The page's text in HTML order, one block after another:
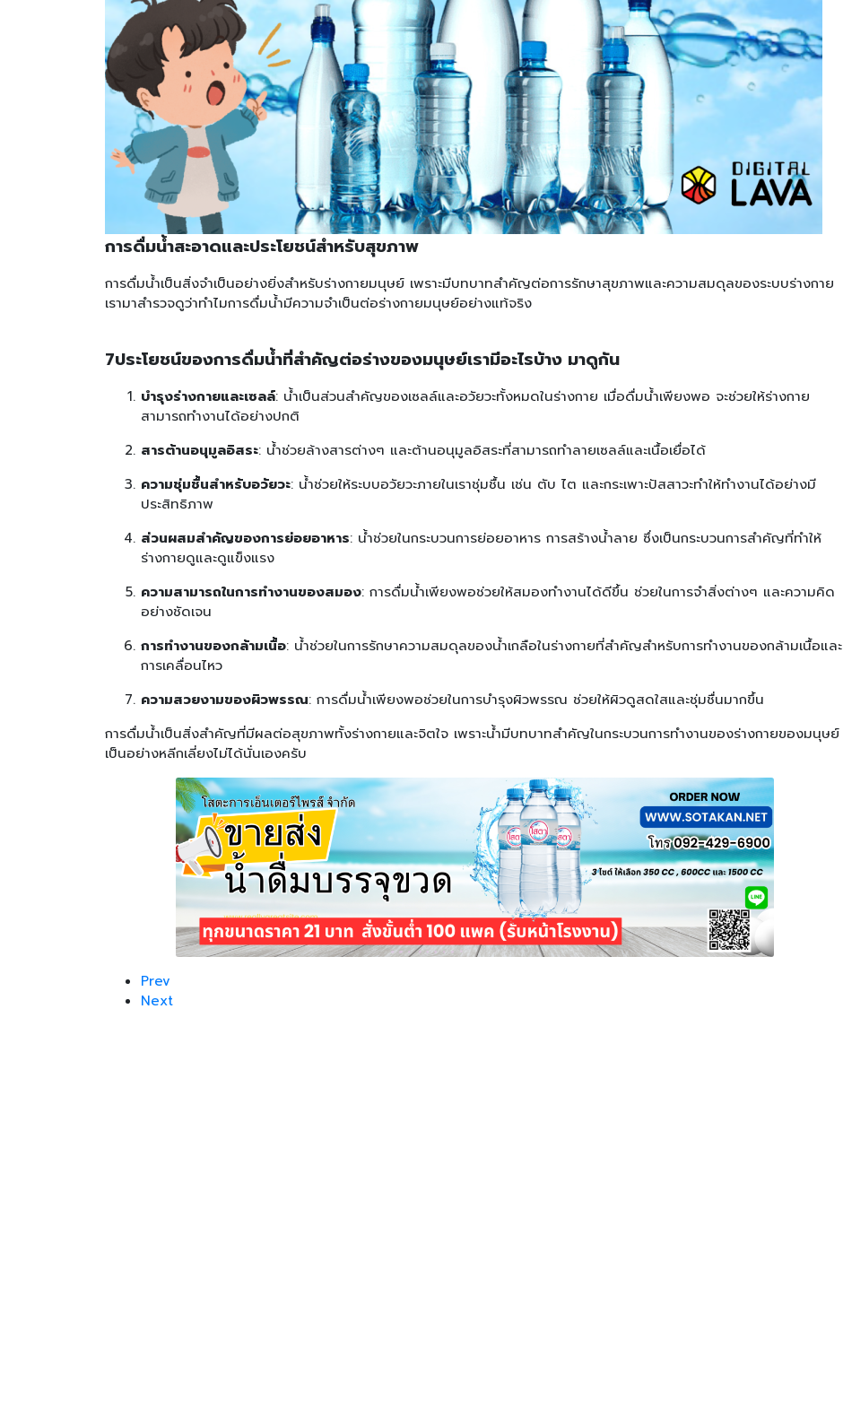
การดื่มน้ำสะอาดและประโยชน์สำหรับสุขภาพ
การดื่มน้ำเป็นสิ่งจำเป็นอย่างยิ่งสำหรับร่างกายมนุษย์ เพราะมีบทบาทสำคัญต่อการรักษาสุขภาพและความสมดุลของระบบร่างกาย
เรามาสำรวจดูว่าทำไมการดื่มน้ำมีความจำเป็นต่อร่างกายมนุษย์อย่างแท้จริง
7ประโยชน์ของการดื่มน้ำที่สำคัญต่อร่างของมนุษย์เรามีอะไรบ้าง มาดูกัน
บำรุงร่างกายและเซลล์: น้ำเป็นส่วนสำคัญของเซลล์และอวัยวะทั้งหมดในร่างกาย เมื่อดื่มน้ำเพียงพอ จะช่วยให้ร่างกาย
สามารถทำงานได้อย่างปกติ
สารต้านอนุมูลอิสระ: น้ำช่วยล้างสารต่างๆ และต้านอนุมูลอิสระที่สามารถทำลายเซลล์และเนื้อเยื่อได้
ความชุ่มชื้นสำหรับอวัยวะ: น้ำช่วยให้ระบบอวัยวะภายในเราชุ่มชื้น เช่น ตับ ไต และกระเพาะปัสสาวะทำให้ทำงานได้อย่างมี
ประสิทธิภาพ
ส่วนผสมสำคัญของการย่อยอาหาร: น้ำช่วยในกระบวนการย่อยอาหาร การสร้างน้ำลาย ซึ่งเป็นกระบวนการสำคัญที่ทำให้
ร่างกายดูและดูแข็งแรง
ความสามารถในการทำงานของสมอง: การดื่มน้ำเพียงพอช่วยให้สมองทำงานได้ดีขึ้น ช่วยในการจำสิ่งต่างๆ และความคิด
อย่างชัดเจน
การทำงานของกล้ามเนื้อ: น้ำช่วยในการรักษาความสมดุลของน้ำเกลือในร่างกายที่สำคัญสำหรับการทำงานของกล้ามเนื้อและ
การเคลื่อนไหว
ความสวยงามของผิวพรรณ: การดื่มน้ำเพียงพอช่วยในการบำรุงผิวพรรณ ช่วยให้ผิวดูสดใสและชุ่มชื่นมากขึ้น
การดื่มน้ำเป็นสิ่งสำคัญที่มีผลต่อสุขภาพทั้งร่างกายและจิตใจ เพราะน้ำมีบทบาทสำคัญในกระบวนการทำงานของร่างกายของมนุษย์
เป็นอย่างหลีกเลี่ยงไม่ได้นั่นเองครับ
Prev
Next